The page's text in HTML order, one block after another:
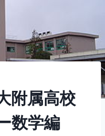
附属高校
数学編